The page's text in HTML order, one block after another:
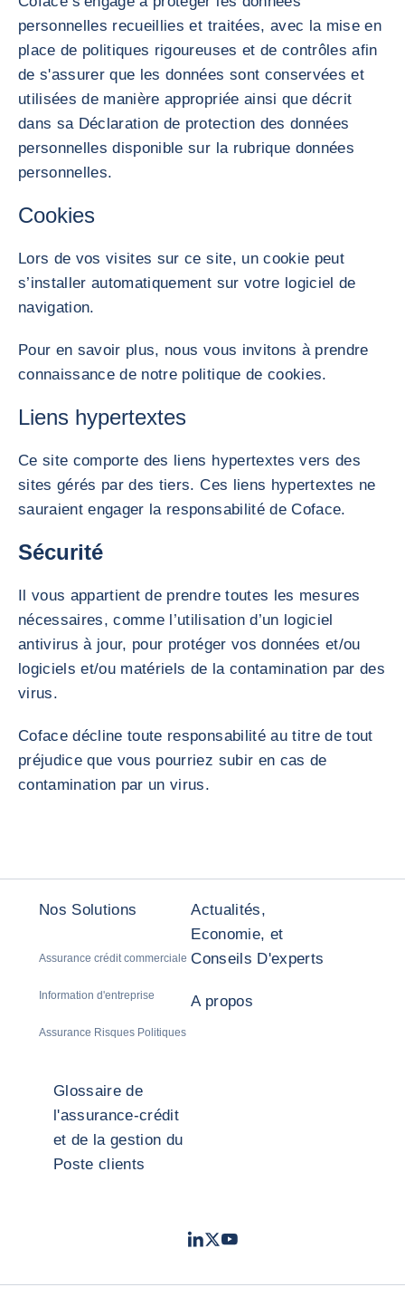
personnelles recueillies et traitées, avec la mise en
place de politiques rigoureuses et de contrôles afin
de s'assurer que les données sont conservées et
utilisées de manière appropriée ainsi que décrit
dans sa Déclaration de protection des données
personnelles disponible sur la rubrique données
personnelles.
Cookies
Lors de vos visites sur ce site, un cookie peut
s’installer automatiquement sur votre logiciel de
navigation.
Pour en savoir plus, nous vous invitons à prendre
connaissance de notre politique de cookies.
Liens hypertextes
Ce site comporte des liens hypertextes vers des
sites gérés par des tiers. Ces liens hypertextes ne
sauraient engager la responsabilité de Coface.
Sécurité
Il vous appartient de prendre toutes les mesures
nécessaires, comme l’utilisation d’un logiciel
antivirus à jour, pour protéger vos données et/ou
logiciels et/ou matériels de la contamination par des
virus.
Coface décline toute responsabilité au titre de tout
préjudice que vous pourriez subir en cas de
contamination par un virus.
Nos Solutions
Assurance crédit commerciale
Information d'entreprise
Assurance Risques Politiques
Actualités,
Economie, et
Conseils D'experts
A propos
Glossaire de
l'assurance-crédit
et de la gestion du
Poste clients
LinkedIn
TwitterYoutube